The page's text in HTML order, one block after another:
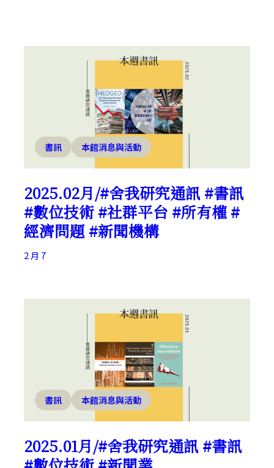
書訊 本館消息與活動
2025.02月/#舍我研究通訊 #書訊
#數位技術 #社群平台 #所有權 #
經濟問題 #新聞機構
2 月 7
書訊 本館消息與活動
2025.01月/#舍我研究通訊 #書訊